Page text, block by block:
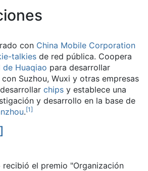
con China Mobile Corporation
talkies de red pública. Coopera
de Huaqiao para desarrollar
Suzhou, Wuxi y otras empresas
chips y establece una
y desarrollo en la base de
.[1]
]
recibió el premio "Organización